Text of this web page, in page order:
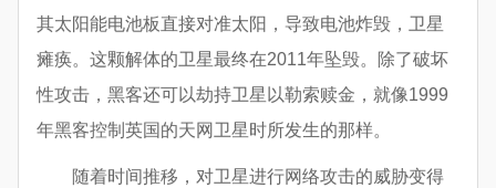
其太阳能电池板直接对准太阳，导致电池炸毁，卫星
瘫痪。这颗解体的卫星最终在2011年坠毁。除了破坏
性攻击，黑客还可以劫持卫星以勒索赎金，就像1999
年黑客控制英国的天网卫星时所发生的那样。
随着时间推移，对卫星进行网络攻击的威胁变得